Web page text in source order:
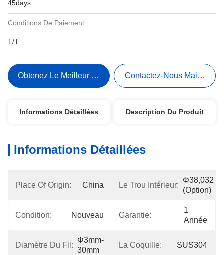
45days
Conditions De Paiement:
T/T
Obtenez Le Meilleur Prix Contactez-Nous Maintenant
Informations Détaillées Description Du Produit
Informations Détaillées
Place Of Origin: China Le Trou Intérieur:
Φ38,032
(option)
Condition: Nouveau Garantie:
1
Année
Diamètre Du Fil:
Φ3mm-
30mm
La Coquille: SUS304